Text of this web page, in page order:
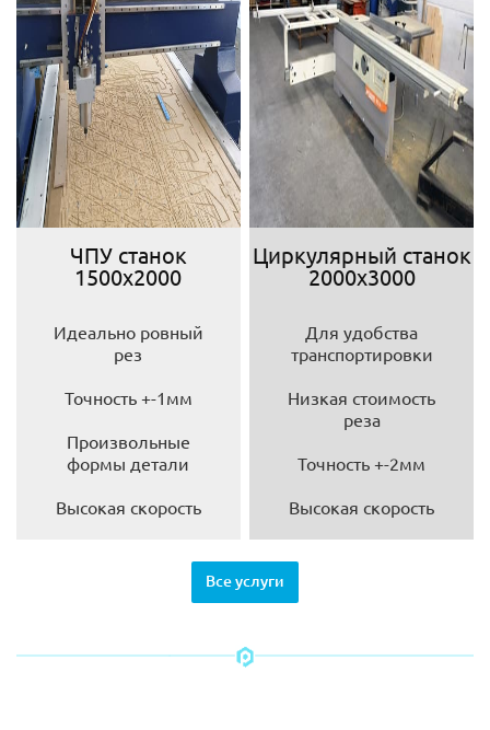
ЧПУ станок
1500х2000
Идеально ровный
рез
Точность +-1мм
Произвольные
формы детали
Высокая скорость
Циркулярный станок
2000х3000
Для удобства
транспортировки
Низкая стоимость
реза
Точность +-2мм
Высокая скорость
Все услуги